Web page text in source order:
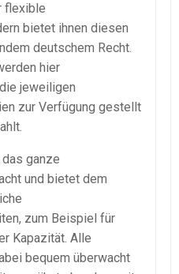
flexible
bietet ihnen diesen
deutschem Recht.
hier
jeweiligen
zur Verfügung gestellt
ganze
und bietet dem
zum Beispiel für
Kapazität. Alle
bequem überwacht